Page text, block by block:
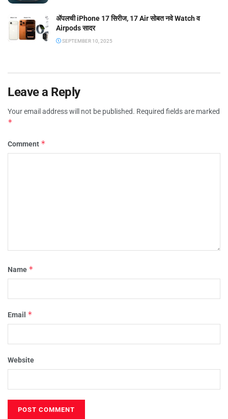
ॲपलची iPhone 17 सिरीज, 17 Air सोबत नवे Watch व
Airpods सादर
SEPTEMBER 10, 2025
Leave a Reply
Your email address will not be published. Required fields are marked
*
Comment *
Name *
Email *
Website